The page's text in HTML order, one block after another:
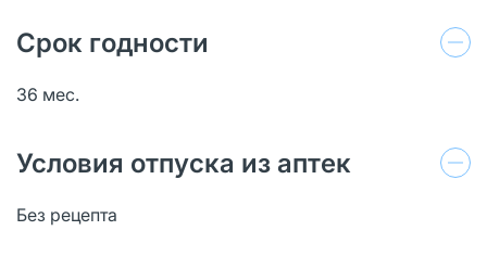
Срок годности
36 мес.
Условия отпуска из аптек
Без рецепта